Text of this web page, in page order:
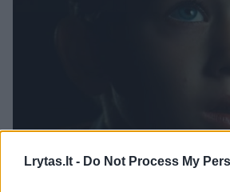
Lrytas.lt - Do Not Process My
Daugiau